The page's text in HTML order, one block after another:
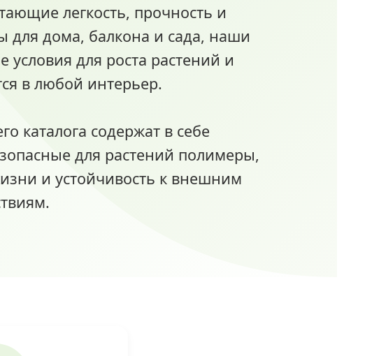
легкость, прочность и
дома, балкона и сада, наши
для роста растений и
в любой интерьер.
каталога содержат в себе
для растений полимеры,
и устойчивость к внешним